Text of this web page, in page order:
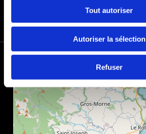
Tout autoriser
Autoriser la sélection
Refuser